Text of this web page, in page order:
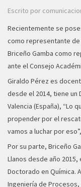
Escrito por
Recientemente se
como representante
Briceño Gamba como
ante el Consejo
Giraldo Pérez es
desde el 2014, tiene un
Valencia (España), “Lo
propender por el
vamos a luchar por
Por su parte, Briceño
Llanos desde año
Doctorado en Química.
Ingeniería de Procesos,